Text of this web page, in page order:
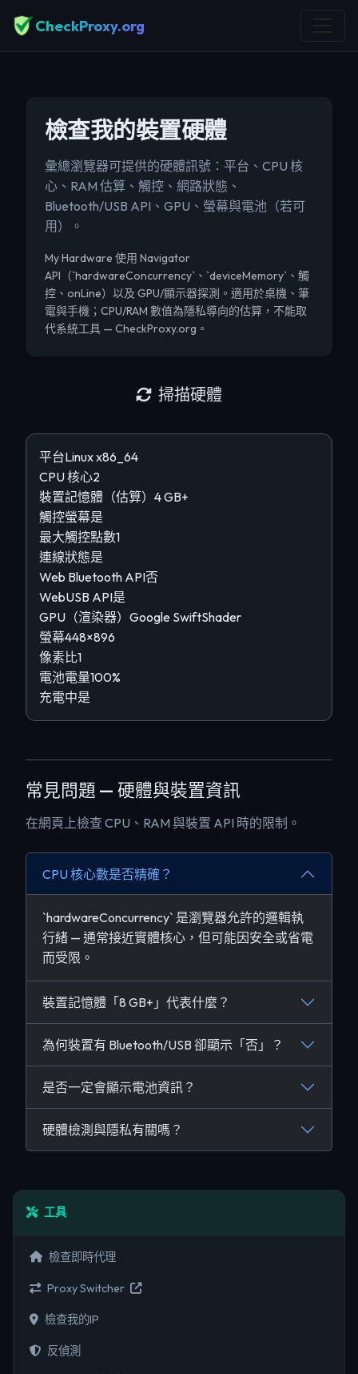
CheckProxy.org
檢查我的裝置硬體
彙總瀏覽器可提供的硬體訊號：平台、CPU 核
心、RAM 估算、觸控、網路狀態、
Bluetooth/USB API、GPU、螢幕與電池（若可
用）。
My Hardware 使用 Navigator
API（`hardwareConcurrency`、`deviceMemory`、觸
控、onLine）以及 GPU/顯示器探測。適用於桌機、筆
電與手機；CPU/RAM 數值為隱私導向的估算，不能取
代系統工具 — CheckProxy.org。
掃描硬體
平台Linux x86_64
CPU 核心2
裝置記憶體（估算） 4 GB+
觸控螢幕是
最大觸控點數1
連線狀態是
Web Bluetooth API否
WebUSB API是
GPU（渲染器） Google SwiftShader
螢幕448×896
像素比1
電池電量100%
充電中是
常見問題 — 硬體與裝置資訊
在網頁上檢查 CPU、RAM 與裝置 API 時的限制。
CPU 核心數是否精確？
`hardwareConcurrency` 是瀏覽器允許的邏輯執
行緒 — 通常接近實體核心，但可能因安全或省電
而受限。
裝置記憶體「8 GB+」代表什麼？
為何裝置有 Bluetooth/USB 卻顯示「否」？
是否一定會顯示電池資訊？
硬體檢測與隱私有關嗎？
工具
檢查即時代理
Proxy Switcher
檢查我的IP
反偵測